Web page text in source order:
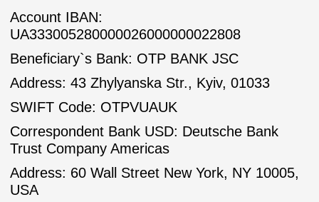
Account IBAN:
UA333005280000026000000022808
Beneficiary`s Bank: OTP BANK JSC
Address: 43 Zhylyanska Str., Kyiv, 01033
SWIFT Code: OTPVUAUK
Correspondent Bank USD: Deutsche Bank
Trust Company Americas
Address: 60 Wall Street New York, NY 10005,
USA